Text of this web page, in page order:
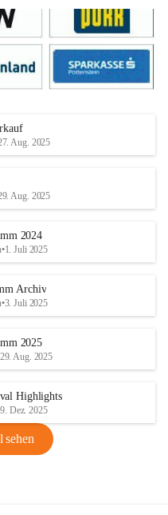
Aug. 2025
Aug. 2025
2024
•1. Juli 2025
Archiv
•3. Juli 2025
2025
29. Aug. 2025
Highlights
9. Dez. 2025